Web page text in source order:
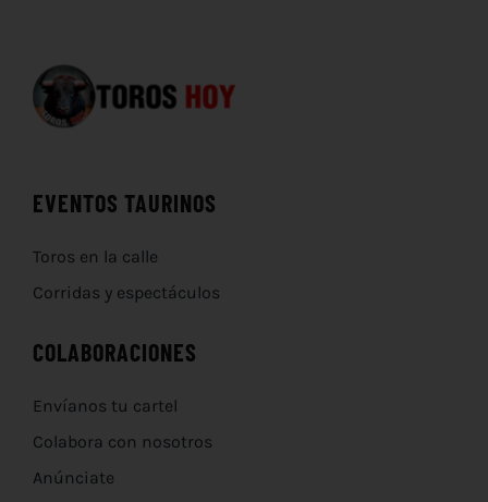
EVENTOS TAURINOS
Toros en la calle
Corridas y espectáculos
COLABORACIONES
Envíanos tu cartel
Colabora con nosotros
Anúnciate